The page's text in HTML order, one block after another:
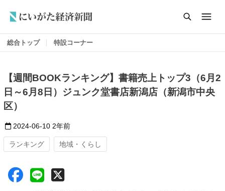
総合トップ 特設コーナー
【週間BOOKランキング】書籍売上トップ3（6月2
日～6月8日）ジュンク堂書店新潟店（新潟市中央
区）
2024-06-10 2年前
ランキング 地域・くらし